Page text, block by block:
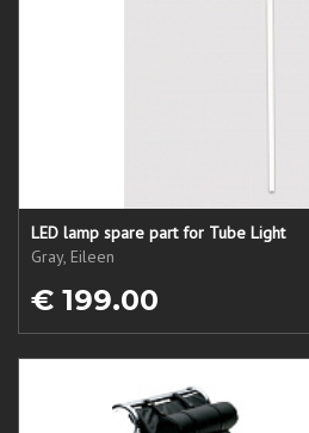
LED lamp spare part for Tube Light
Gray, Eileen
€ 199.00